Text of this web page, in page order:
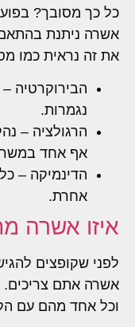
כל כך מסובך?
אשרה ניתנת
את זה נראית כמו
הבירוקרטיה –
נגמרות.
הרגולציה –
אף אחד
הדינמיקה –
אחרת.
איזו אשרה
לפני שקופצים
אשרה אתם צריכים.
וכל אחד מהם עם